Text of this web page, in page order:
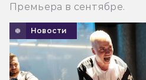
Премьера в сентябре.
Новости